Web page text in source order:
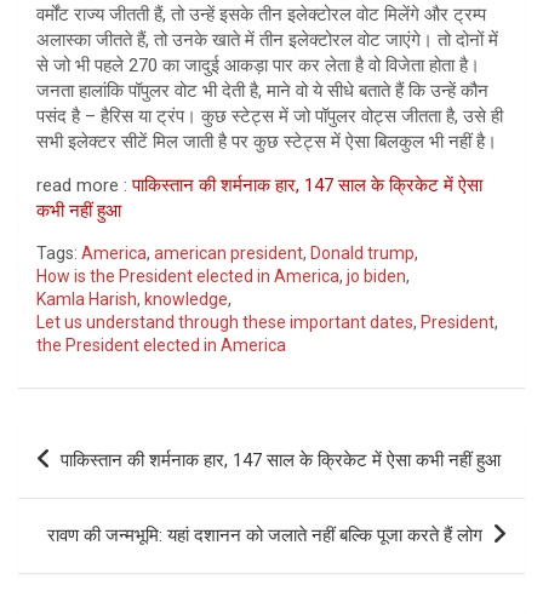
वर्मोंट राज्य जीतती हैं, तो उन्हें इसके तीन इलेक्टोरल वोट मिलेंगे और ट्रम्प
अलास्का जीतते हैं, तो उनके खाते में तीन इलेक्टोरल वोट जाएंगे। तो दोनों में
से जो भी पहले 270 का जादुई आकड़ा पार कर लेता है वो विजेता होता है।
जनता हालांकि पॉपुलर वोट भी देती है, माने वो ये सीधे बताते हैं कि उन्हें कौन
पसंद है – हैरिस या ट्रंप। कुछ स्टेट्स में जो पॉपुलर वोट्स जीतता है, उसे ही
सभी इलेक्टर सीटें मिल जाती है पर कुछ स्टेट्स में ऐसा बिलकुल भी नहीं है।
read more :पाकिस्तान की शर्मनाक हार, 147 साल के क्रिकेट में ऐसा
कभी नहीं हुआ
Tags: America, american president, Donald trump,
How is the President elected in America, jo biden,
Kamla Harish, knowledge,
Let us understand through these important dates, President,
the President elected in America
Post
पाकिस्तान की शर्मनाक हार, 147 साल के क्रिकेट में ऐसा कभी नहीं हुआ
रावण की जन्मभूमि: यहां दशानन को जलाते नहीं बल्कि पूजा करते हैं लोग